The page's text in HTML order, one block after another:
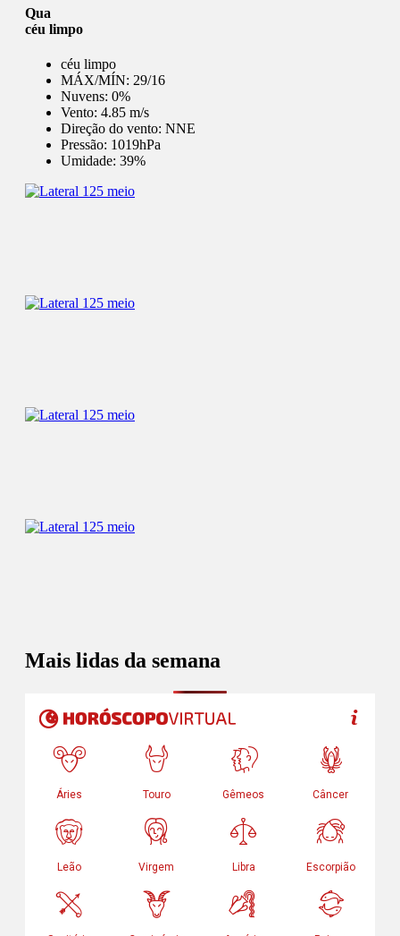
Qua
céu limpo
céu limpo
MÁX/MÍN: 29/16
Nuvens: 0%
Vento: 4.85 m/s
Direção do vento: NNE
Pressão: 1019hPa
Umidade: 39%
Mais lidas da semana